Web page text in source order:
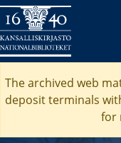
The archived web
deposit terminals
for